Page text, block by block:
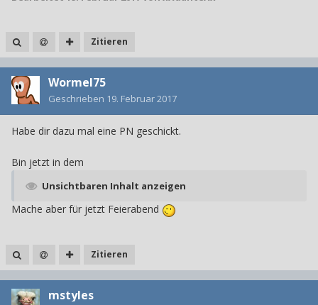
Zitieren
Wormel75
Geschrieben 19. Februar 2017
Habe dir dazu mal eine PN geschickt.
Bin jetzt in dem
Unsichtbaren Inhalt anzeigen
Mache aber für jetzt Feierabend
Zitieren
mstyles